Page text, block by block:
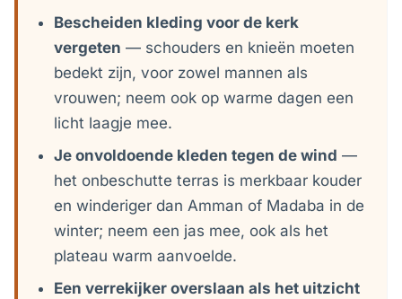
Bescheiden kleding voor de kerk
vergeten — schouders en knieën moeten
bedekt zijn, voor zowel mannen als
vrouwen; neem ook op warme dagen een
licht laagje mee.
Je onvoldoende kleden tegen de wind —
het onbeschutte terras is merkbaar kouder
en winderiger dan Amman of Madaba in de
winter; neem een jas mee, ook als het
plateau warm aanvoelde.
Een verrekijker overslaan als het uitzicht